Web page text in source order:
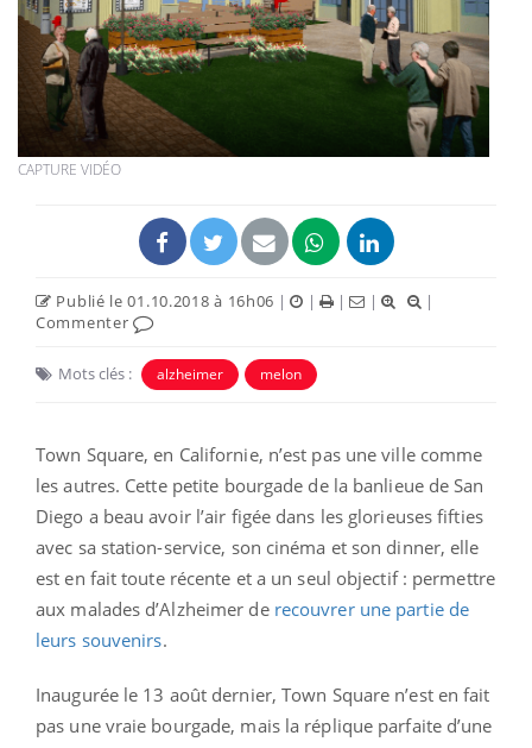
CAPTURE VIDÉO
Publié le 01.10.2018 à 16h06 | | | |
|
Commenter
Mots clés : alzheimer melon
Town Square, en Californie, n’est pas une ville comme
les autres. Cette petite bourgade de la banlieue de San
Diego a beau avoir l’air figée dans les glorieuses fifties
avec sa station-service, son cinéma et son dinner, elle
est en fait toute récente et a un seul objectif : permettre
aux malades d’Alzheimer de recouvrer une partie de
leurs souvenirs.
Inaugurée le 13 août dernier, Town Square n’est en fait
pas une vraie bourgade, mais la réplique parfaite d’une